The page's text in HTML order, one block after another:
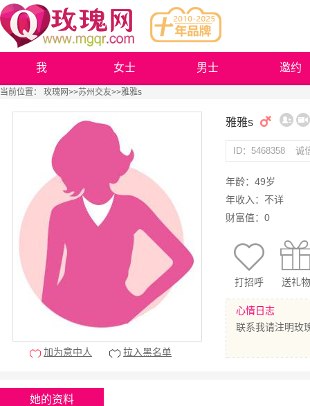
我 女士 男士 邀约
当前位置： 玫瑰网>>苏州交友>>雅雅s
雅雅s
ID：5468358 诚
年龄：49岁
年收入：不详
财富值：0
打招呼 送礼物
心情日志
联系我请注明玫
加为意中人 拉入黑名单
她的资料